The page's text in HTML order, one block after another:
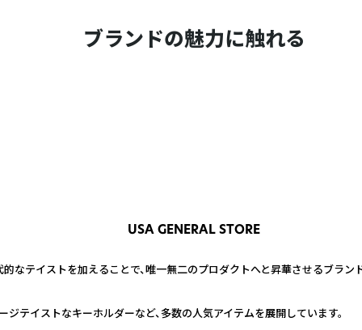
ブランドの魅力に触れる
USA GENERAL STORE
なテイストを加えることで、唯一無二のプロダクトへと昇華させるブラン
テイストなキーホルダーなど、多数の人気アイテムを展開しています。